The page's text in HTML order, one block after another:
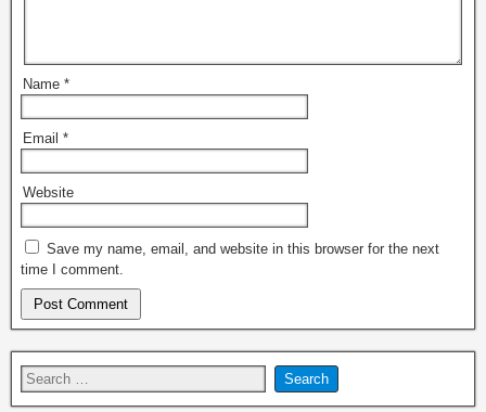
Name *
Email *
Website
Save my name, email, and website in this browser for the next
time I comment.